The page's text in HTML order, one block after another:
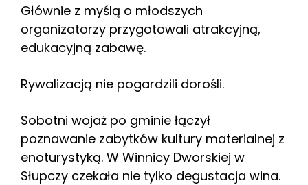
Głównie z myślą o młodszych
organizatorzy przygotowali atrakcyjną,
edukacyjną zabawę.
Rywalizacją nie pogardzili dorośli.
Sobotni wojaż po gminie łączył
poznawanie zabytków kultury materialnej z
enoturystyką. W Winnicy Dworskiej w
Słupczy czekała nie tylko degustacja wina.